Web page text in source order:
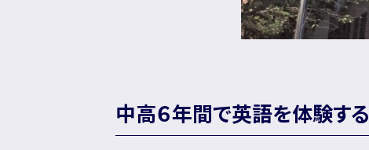
中高６年間で英語を体験する